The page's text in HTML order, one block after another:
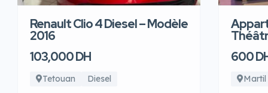
Renault Clio 4 Diesel – Modèle
2016
103,000 DH
Tetouan Diesel
600
Martil